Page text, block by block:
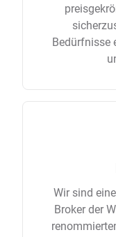
Bedürfnisse
Wir sind
Broker der